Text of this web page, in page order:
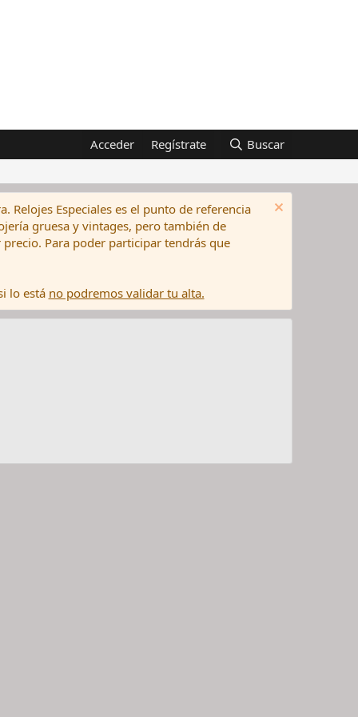
Acceder Regístrate Buscar
Relojes Especiales es el punto de referencia
gruesa y vintages, pero también de
Para poder participar tendrás que
lo está no podremos validar tu alta.